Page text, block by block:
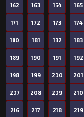
162 163 164 165
171 172 173 174
180 181 182 183
189 190 191 192
198 199 200 201
207 208 209 210
216 217 218 219